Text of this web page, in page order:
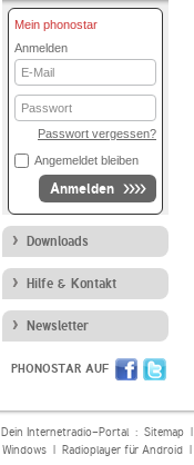
Mein phonostar
Anmelden
E-
Mail
Passwort
Passwort vergessen?
Angemeldet bleiben
Anmelden
Downloads
Hilfe & Kontakt
Newsletter
PHONOSTAR AUF
Dein Internetradio-Portal : Sitemap|
Windows| Radioplayer für Android|